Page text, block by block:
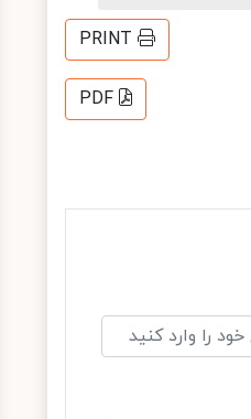
PRINT
PDF